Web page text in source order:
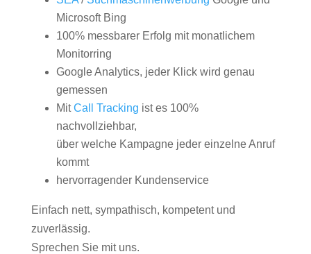
Microsoft Bing
100% messbarer Erfolg mit monatlichem
Monitorring
Google Analytics, jeder Klick wird genau
gemessen
MitCall Tracking ist es 100%
nachvollziehbar,
über welche Kampagne jeder einzelne Anruf
kommt
hervorragender Kundenservice
Einfach nett, sympathisch, kompetent und
zuverlässig.
Sprechen Sie mit uns.